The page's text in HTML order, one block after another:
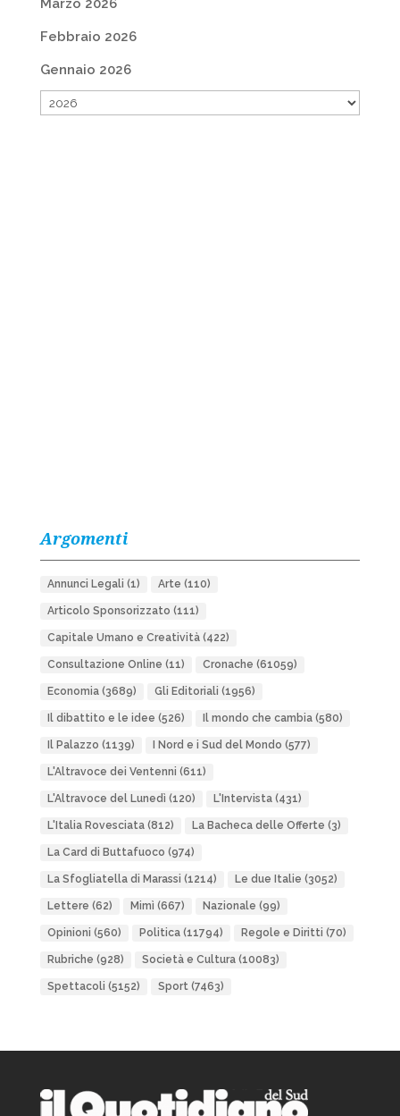
Marzo 2026
Febbraio 2026
Gennaio 2026
Argomenti
Annunci Legali (1) Arte (110)
Articolo Sponsorizzato (111)
Capitale Umano e Creatività(422)
Consultazione Online (11) Cronache (61059)
Economia(3689) Gli Editoriali (1956)
Il dibattito e le idee (526) Il mondo che cambia(580)
Il Palazzo (1139) I Nord e i Sud del Mondo (577)
L'Altravoce dei Ventenni (611)
L'Altravoce del Lunedì (120) L'Intervista(431)
L'Italia Rovesciata(812) La Bacheca delle Offerte (3)
La Card di Buttafuoco (974)
La Sfogliatella di Marassi (1214) Le due Italie (3052)
Lettere (62) Mimì (667) Nazionale (99)
Opinioni (560) Politica(11794) Regole e Diritti (70)
Rubriche (928) Società e Cultura(10083)
Spettacoli (5152) Sport(7463)